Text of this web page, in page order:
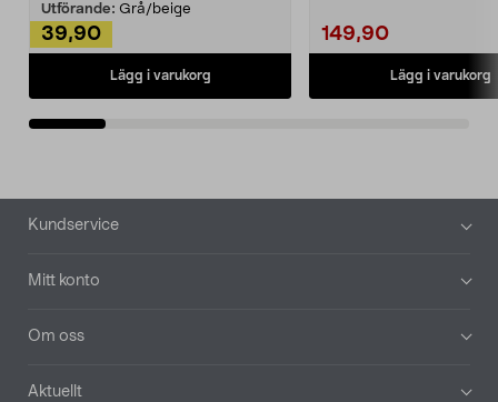
Utförande: Grå/beige
39,90
Lägg i varukorg
149,90
Lägg i varukorg
Sidfot
Kundservice
Mitt konto
Om oss
Aktuellt